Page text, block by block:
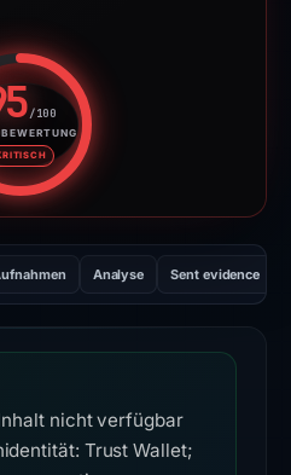
/100
Risikobewertung: 95 von
Analyse Sent evidence
nicht verfügbar
Trust Wallet;